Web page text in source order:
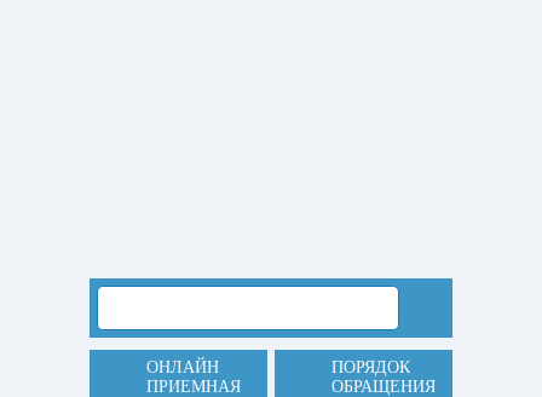
ОНЛАЙН
ПРИЕМНАЯ
ПОРЯДОК
ОБРАЩЕНИЯ